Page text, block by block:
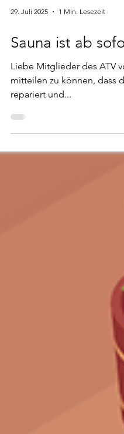
29. Juli 2025 1 Min. Lesezeit
Liebe Mitglieder des ATV
mitteilen zu können, dass